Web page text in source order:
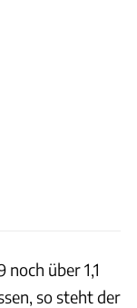
über 1,1
so steht der